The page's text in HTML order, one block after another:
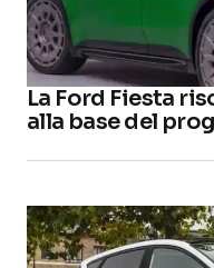
La Ford Fiesta
alla base del